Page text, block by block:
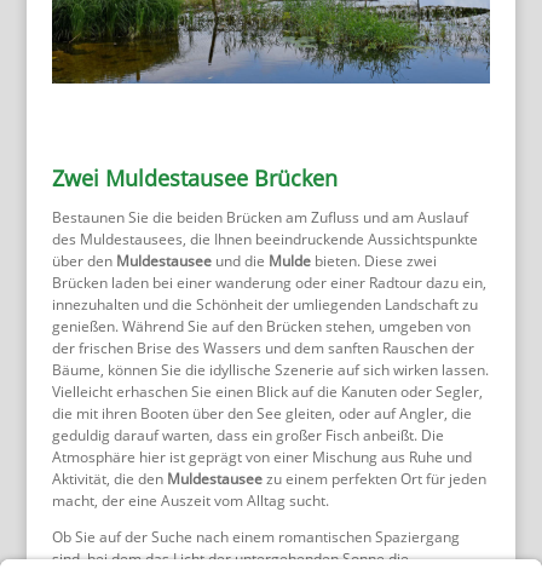
Zwei Muldestausee Brücken
Bestaunen Sie die beiden Brücken am Zufluss und am Auslauf
des Muldestausees, die Ihnen beeindruckende Aussichtspunkte
über den Muldestauseeund die Muldebieten. Diese zwei
Brücken laden bei einer wanderung oder einer Radtour dazu ein,
innezuhalten und die Schönheit der umliegenden Landschaft zu
genießen. Während Sie auf den Brücken stehen, umgeben von
der frischen Brise des Wassers und dem sanften Rauschen der
Bäume, können Sie die idyllische Szenerie auf sich wirken lassen.
Vielleicht erhaschen Sie einen Blick auf die Kanuten oder Segler,
die mit ihren Booten über den See gleiten, oder auf Angler, die
geduldig darauf warten, dass ein großer Fisch anbeißt. Die
Atmosphäre hier ist geprägt von einer Mischung aus Ruhe und
Aktivität, die den Muldestauseezu einem perfekten Ort für jeden
macht, der eine Auszeit vom Alltag sucht.
Ob Sie auf der Suche nach einem romantischen Spaziergang
sind, bei dem das Licht der untergehenden Sonne die